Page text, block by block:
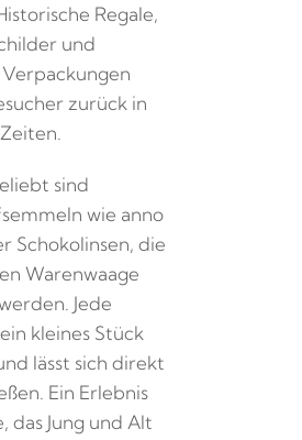
Regale,
und
zurück in
sind
wie anno
Schokolinsen, die
Warenwaage
Jede
kleines Stück
lässt sich direkt
Ein Erlebnis
das Jung und Alt